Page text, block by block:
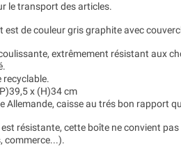
le transport des articles.
est de couleur gris graphite avec
extrêmement résistant aux
recyclable.
x (H)34 cm
Allemande, caisse au trés bon rapport
résistante, cette boîte ne convient
commerce...).